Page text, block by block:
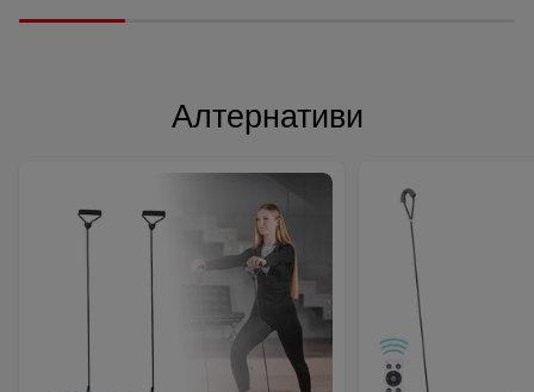
Алтернативи